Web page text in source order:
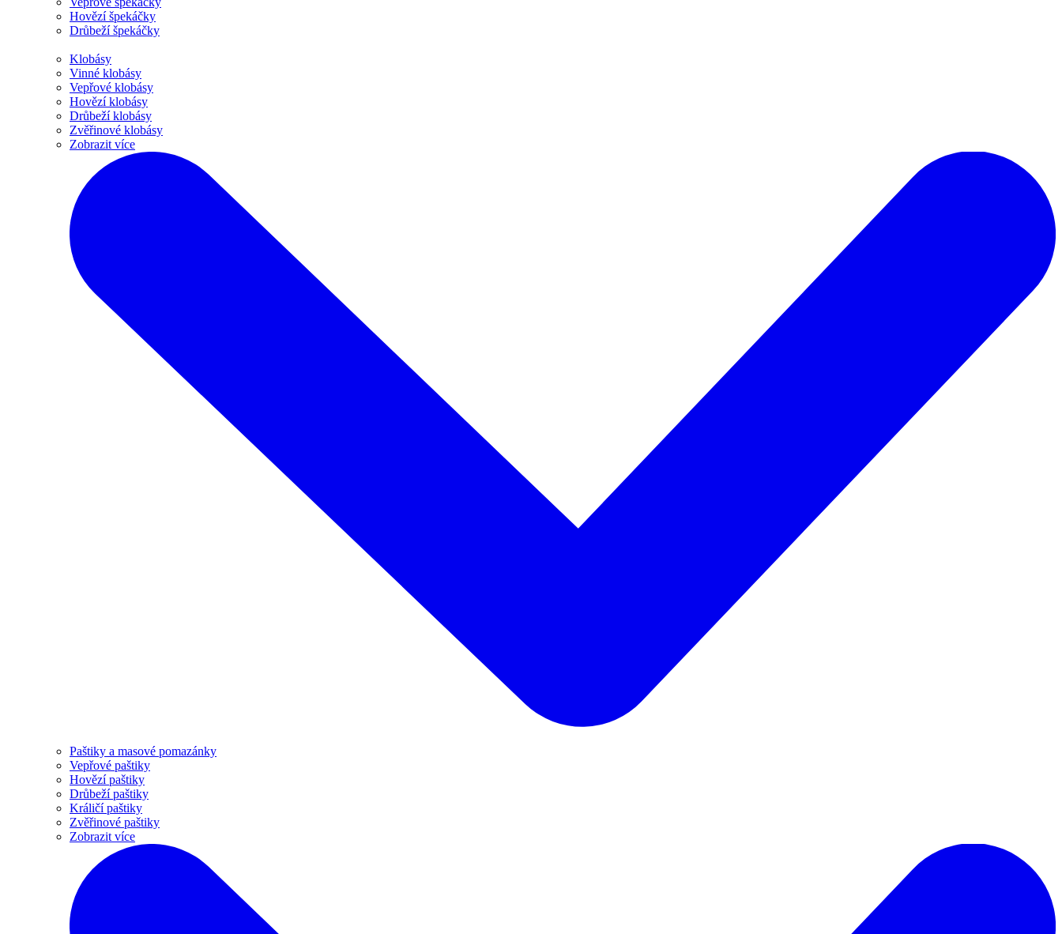
Hovězí špekáčky
Drůbeží špekáčky
Klobásy
Vinné klobásy
Vepřové klobásy
Hovězí klobásy
Drůbeží klobásy
Zvěřinové klobásy
Zobrazit více
Paštiky a masové pomazánky
Vepřové paštiky
Hovězí paštiky
Drůbeží paštiky
Králičí paštiky
Zvěřinové paštiky
Zobrazit více